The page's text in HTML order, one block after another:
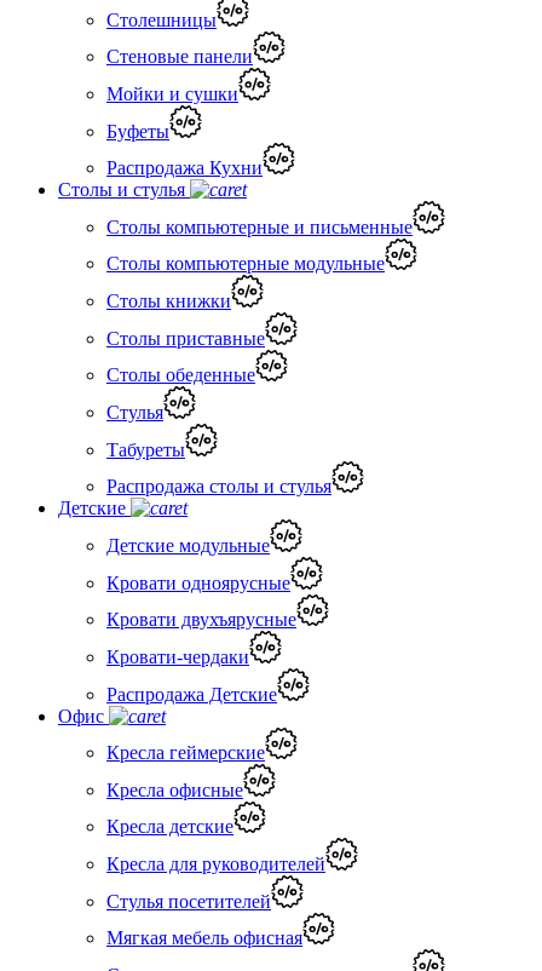
Столешницы
Стеновые панели
Мойки и сушки
Буфеты
Распродажа Кухни
Столы и стулья
Столы компьютерные и письменные
Столы компьютерные модульные
Столы книжки
Столы приставные
Столы обеденные
Стулья
Табуреты
Распродажа столы и стулья
Детские
Детские модульные
Кровати одноярусные
Кровати двухъярусные
Кровати-чердаки
Распродажа Детские
Офис
Кресла геймерские
Кресла офисные
Кресла детские
Кресла для руководителей
Стулья посетителей
Мягкая мебель офисная